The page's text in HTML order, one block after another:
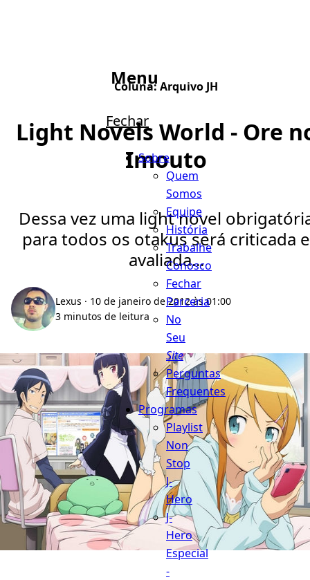
Menu
Fechar
Sobre
Quem
Somos
Equipe
História
Trabalhe
Conosco
Fechar
Parceria
No
Seu
Site
Perguntas
Frequentes
Programas
Playlist
Non
Stop
J-
Hero
J-
Hero
Especial
-
Coluna:Arquivo JH
Light Novels World - Ore
Imouto
Dessa vez uma light novel
para todos os otakus será criticada e
avaliada...
Lexus · 10 de janeiro de 2012 às 01:00
3 minutos de leitura